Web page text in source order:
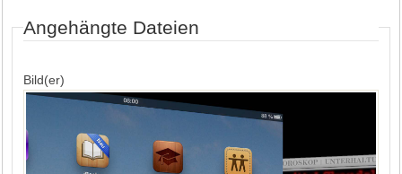
Angehängte Dateien
Bild(er)